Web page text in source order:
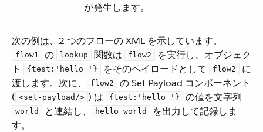
が発生します。
次の例は、2 つのフローの XML を示しています。​
flow1 ​ の ​ lookup ​ 関数は ​ flow2
​ を実行し、オブジェク
ト ​
{test:'hello '} ​ をそのペイロードとして ​ flow2
​ に
渡します。次に、​
flow2
​ の Set Payload コンポーネント
(​ <set-payload/> ​) は ​ {test:'hello '} ​ の値を文字列 ​
world ​ と連結し、​ hello world
​ を出力して記録しま
す。